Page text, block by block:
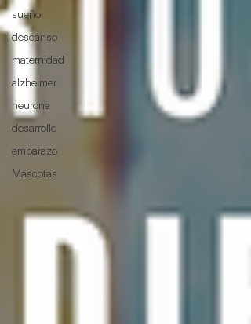
sueño
descanso
maternidad
alzheimer
neurona
desarrollo
embarazo
Mascotas